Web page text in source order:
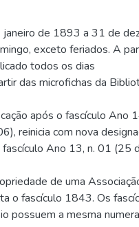
de 1893 a 31 de
exceto feriados. A
todos os dias
das microfichas da
após o fascículo Ano
reinicia com nova
fascículo Ano 13, n. 01 (25
de uma
o fascículo 1843. Os
possuem a mesma